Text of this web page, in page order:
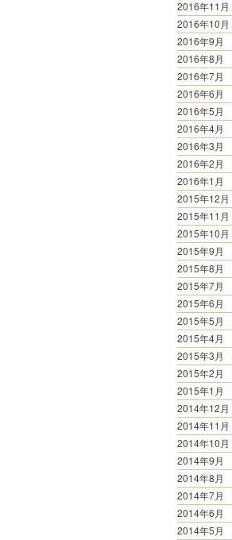
2016年11月
2016年10月
2016年9月
2016年8月
2016年7月
2016年6月
2016年5月
2016年4月
2016年3月
2016年2月
2016年1月
2015年12月
2015年11月
2015年10月
2015年9月
2015年8月
2015年7月
2015年6月
2015年5月
2015年4月
2015年3月
2015年2月
2015年1月
2014年12月
2014年11月
2014年10月
2014年9月
2014年8月
2014年7月
2014年6月
2014年5月